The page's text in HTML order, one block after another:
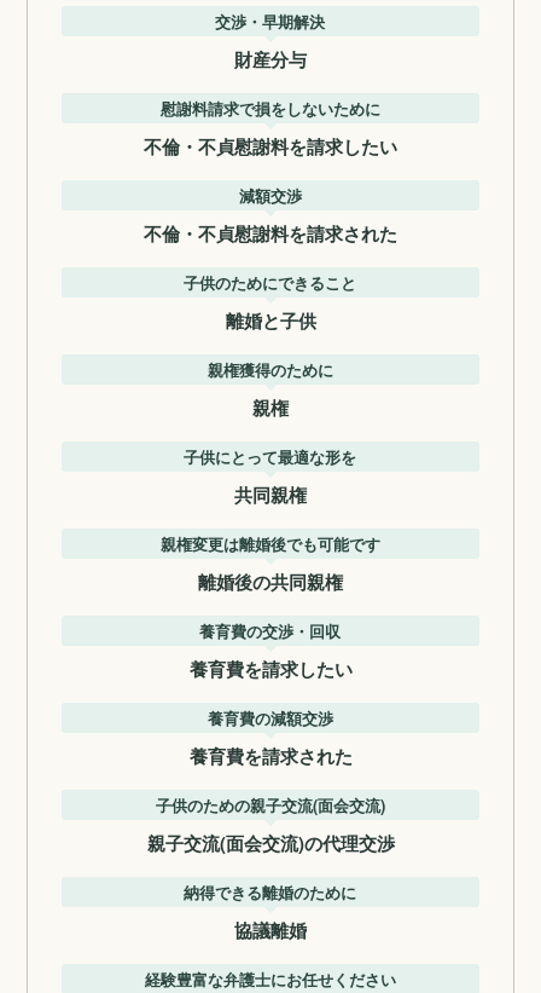
交渉・早期解決
財産分与
慰謝料請求で損をしないために
不倫・不貞慰謝料を請求したい
減額交渉
不倫・不貞慰謝料を請求された
子供のためにできること
離婚と子供
親権獲得のために
親権
子供にとって最適な形を
共同親権
親権変更は離婚後でも可能です
離婚後の共同親権
養育費の交渉・回収
養育費を請求したい
養育費の減額交渉
養育費を請求された
子供のための親子交流(面会交流)
親子交流(面会交流)の代理交渉
納得できる離婚のために
協議離婚
経験豊富な弁護士にお任せください